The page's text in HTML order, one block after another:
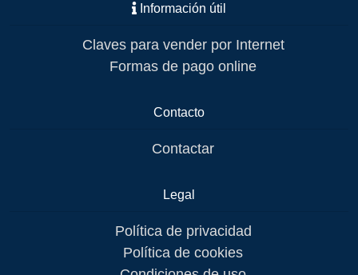
Información útil
Claves para vender por Internet
Formas de pago online
Contacto
Contactar
Legal
Política de privacidad
Política de cookies